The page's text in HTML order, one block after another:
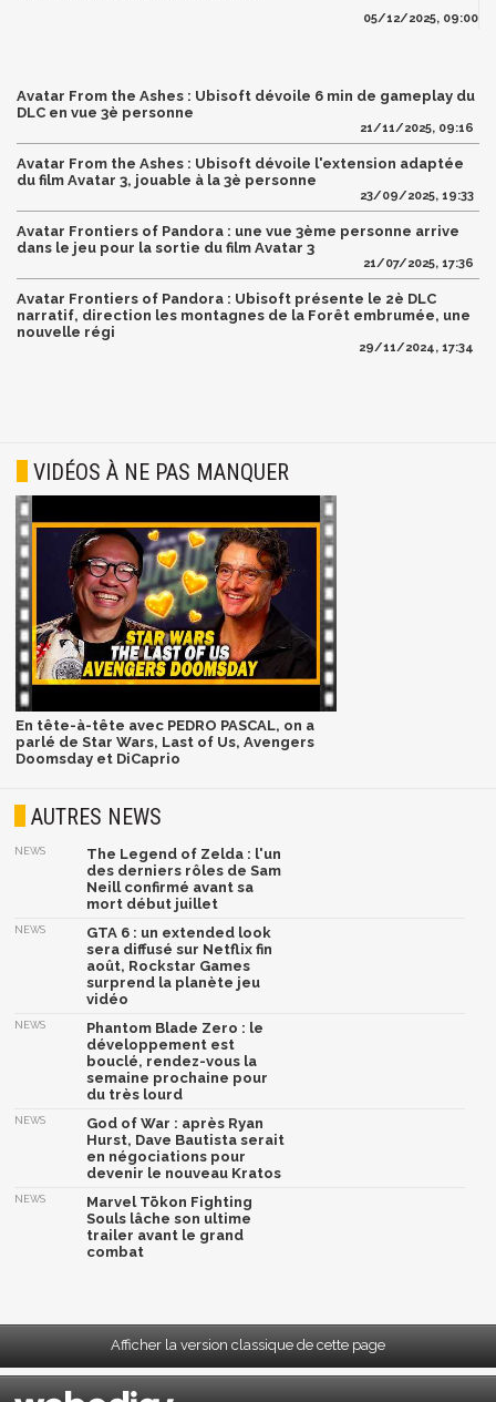
05/12/2025, 09:00
Avatar From the Ashes : Ubisoft dévoile 6 min de gameplay du
DLC en vue 3è personne
21/11/2025, 09:16
Avatar From the Ashes : Ubisoft dévoile l'extension adaptée
du film Avatar 3, jouable à la 3è personne
23/09/2025, 19:33
Avatar Frontiers of Pandora : une vue 3ème personne arrive
dans le jeu pour la sortie du film Avatar 3
21/07/2025, 17:36
Avatar Frontiers of Pandora : Ubisoft présente le 2è DLC
narratif, direction les montagnes de la Forêt embrumée, une
nouvelle régi
29/11/2024, 17:34
VIDÉOS À NE PAS MANQUER
En tête-à-tête avec PEDRO PASCAL, on a
parlé de Star Wars, Last of Us, Avengers
Doomsday et DiCaprio
AUTRES NEWS
NEWS
The Legend of Zelda : l'un
des derniers rôles de Sam
Neill confirmé avant sa
mort début juillet
NEWS
GTA 6 : un extended look
sera diffusé sur Netflix fin
août, Rockstar Games
surprend la planète jeu
vidéo
NEWS
Phantom Blade Zero : le
développement est
bouclé, rendez-vous la
semaine prochaine pour
du très lourd
NEWS
God of War : après Ryan
Hurst, Dave Bautista serait
en négociations pour
devenir le nouveau Kratos
NEWS
Marvel Tōkon Fighting
Souls lâche son ultime
trailer avant le grand
combat
Afficher la version classique de cette page